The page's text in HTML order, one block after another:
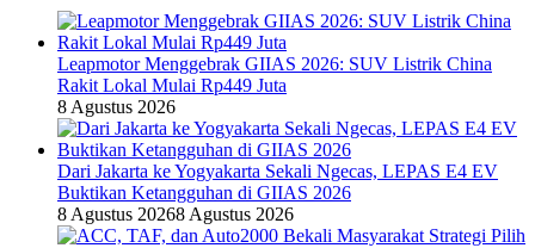
Leapmotor Menggebrak GIIAS 2026: SUV Listrik China
Rakit Lokal Mulai Rp449 Juta
8 Agustus 2026
Dari Jakarta ke Yogyakarta Sekali Ngecas, LEPAS E4 EV
Buktikan Ketangguhan di GIIAS 2026
8 Agustus 20268 Agustus 2026